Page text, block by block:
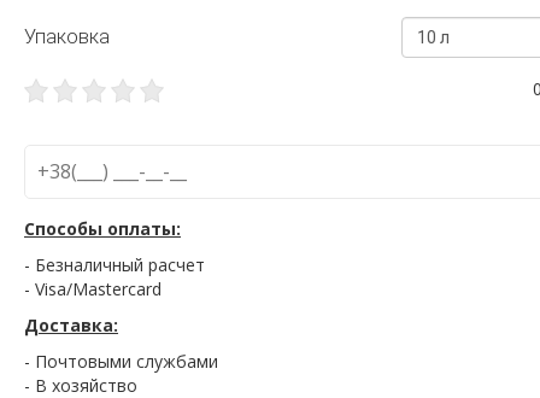
Упаковка 10 л
Способы оплаты:
- Безналичный расчет
- Visa/Mastercard
Доставка:
- Почтовыми службами
- В хозяйство